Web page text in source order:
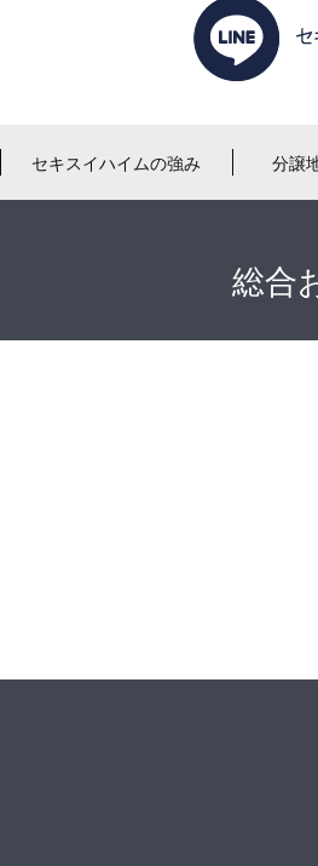
セキスイハイムの強み 分譲
総合